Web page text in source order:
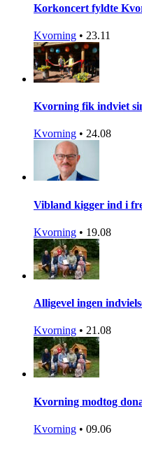
Korkoncert fyldte
Kvorning • 23.11
Kvorning fik indviet
Kvorning • 24.08
Vibland kigger ind i
Kvorning • 19.08
Alligevel ingen
Kvorning • 21.08
Kvorning modtog
Kvorning • 09.06